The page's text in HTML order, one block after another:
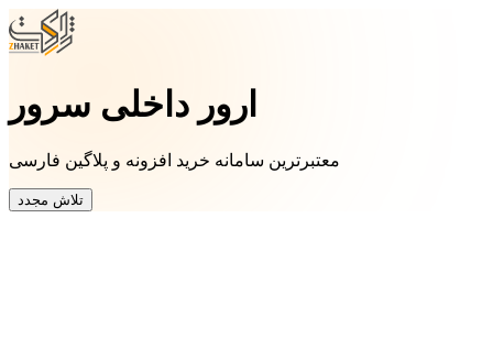
ارور داخلی سرور
معتبرترین سامانه خرید افزونه و پلاگین فارسی
تلاش مجدد